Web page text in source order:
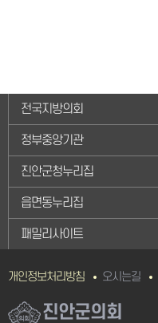
전국지방의회
정부중앙기관
진안군청누리집
읍면동누리집
패밀리사이트
개인정보처리방침 오시는길
진안군의회